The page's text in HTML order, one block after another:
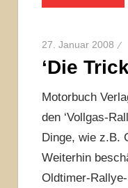
27. Januar 2008
‘Die
Motorbuch
den ‘Vollgas-
Dinge, wie z.B.
Weiterhin
Oldtimer-